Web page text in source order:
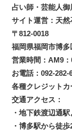
占い師・芸能人
サイト運営：天
〒812-0018
福岡県福岡市博
営業時間：AM9
お電話：092-282-
各種クレジット
交通アクセス：
・地下鉄渡辺通
・博多駅から徒歩